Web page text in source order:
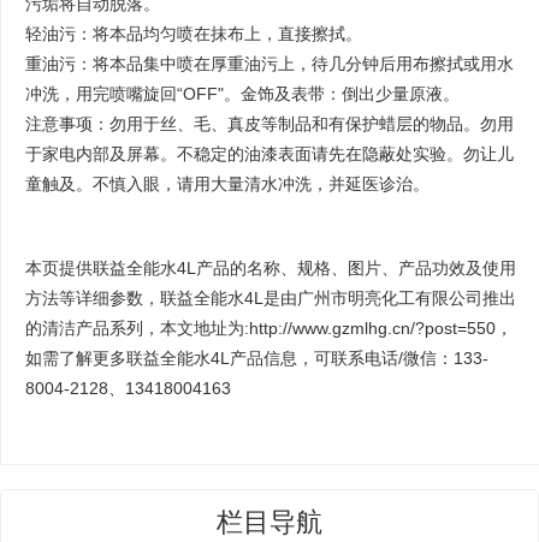
污垢将自动脱落。
轻油污：将本品均匀喷在抹布上，直接擦拭。
重油污：将本品集中喷在厚重油污上，待几分钟后用布擦拭或用水
冲洗，用完喷嘴旋回“OFF"。金饰及表带：倒出少量原液。
注意事项：勿用于丝、毛、真皮等制品和有保护蜡层的物品。勿用
于家电内部及屏幕。不稳定的油漆表面请先在隐蔽处实验。勿让儿
童触及。不慎入眼，请用大量清水冲洗，并延医诊治。
本页提供联益全能水4L产品的名称、规格、图片、产品功效及使用
方法等详细参数，联益全能水4L是由广州市明亮化工有限公司推出
的清洁产品系列，本文地址为:http://www.gzmlhg.cn/?post=550，
如需了解更多联益全能水4L产品信息，可联系电话/微信：133-
8004-2128、13418004163
栏目导航